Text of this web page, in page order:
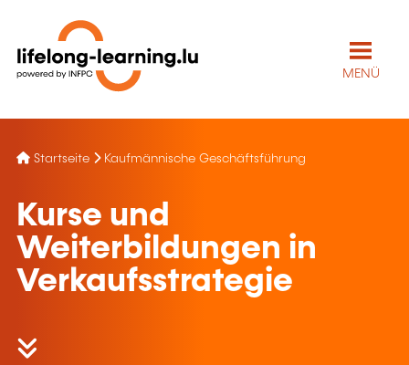
MENÜ
Startseite Kaufmännische Geschäftsführung
Kurse und
Weiterbildungen in
Verkaufsstrategie